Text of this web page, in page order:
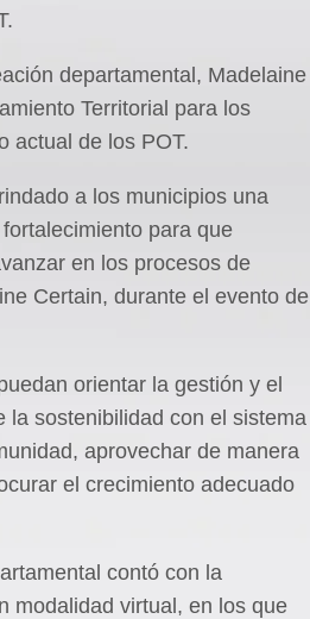
departamental, Madelaine
Territorial para los
actual de los POT.
a los municipios una
para que
en los procesos de
Certain, durante el evento de
orientar la gestión y el
la sostenibilidad con el sistema
aprovechar de manera
el crecimiento adecuado
contó con la
modalidad virtual, en los que